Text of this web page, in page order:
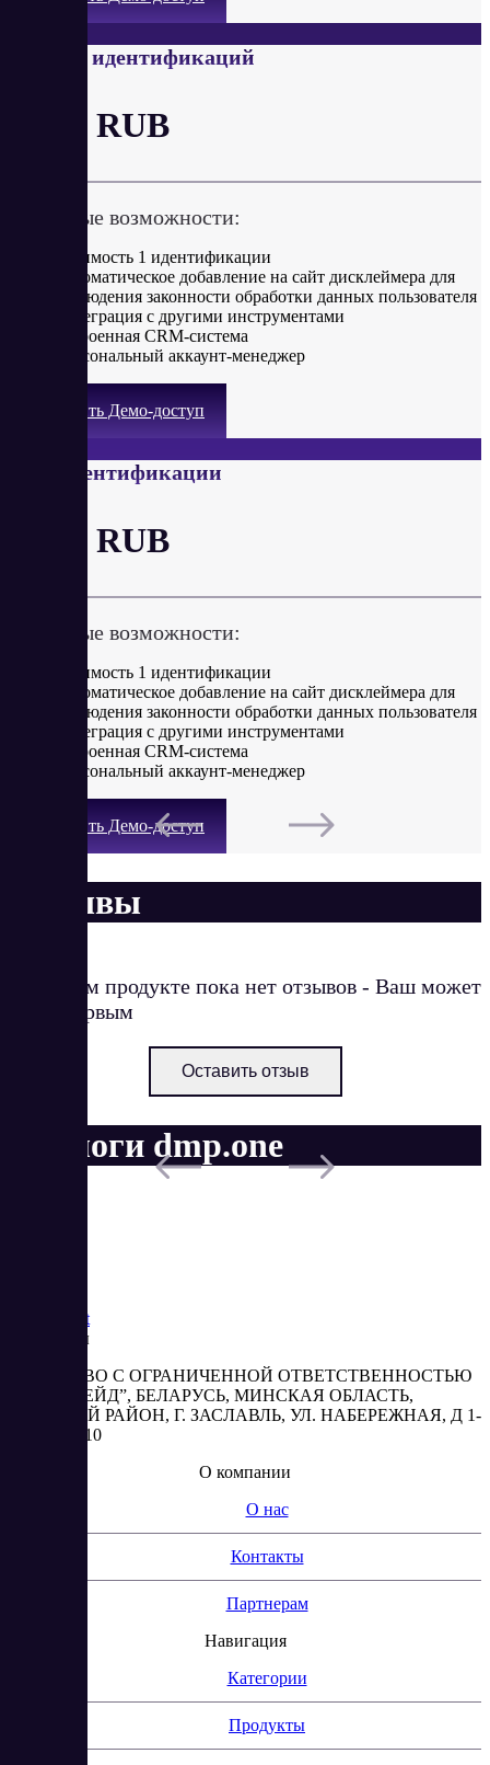
От 1000 идентификаций
от 30 RUB
Ключевые возможности:
Стоимость 1 идентификации
Автоматическое добавление на сайт дисклеймера для
соблюдения законности обработки данных пользователя
Интеграция с другими инструментами
Встроенная CRM-система
Персональный аккаунт-менеджер
Получить Демо-доступ
От 1 идентификации
от 40 RUB
Ключевые возможности:
Стоимость 1 идентификации
Автоматическое добавление на сайт дисклеймера для
соблюдения законности обработки данных пользователя
Интеграция с другими инструментами
Встроенная CRM-система
Персональный аккаунт-менеджер
Получить Демо-доступ
Отзывы
О данном продукте пока нет отзывов - Ваш может
стать первым
Оставить отзыв
Аналоги dmp.one
Market
Реквизиты
ОБЩЕСТВО С ОГРАНИЧЕННОЙ ОТВЕТСТВЕННОСТЬЮ
“АБЕСТРЕЙД”, БЕЛАРУСЬ, МИНСКАЯ ОБЛАСТЬ,
МИНСКИЙ РАЙОН, Г. ЗАСЛАВЛЬ, УЛ. НАБЕРЕЖНАЯ, Д 1-
2, КОМ. 310
О компании
О нас
Контакты
Партнерам
Навигация
Категории
Продукты